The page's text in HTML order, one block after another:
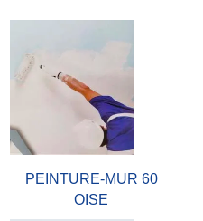
PEINTURE-MUR 60
OISE